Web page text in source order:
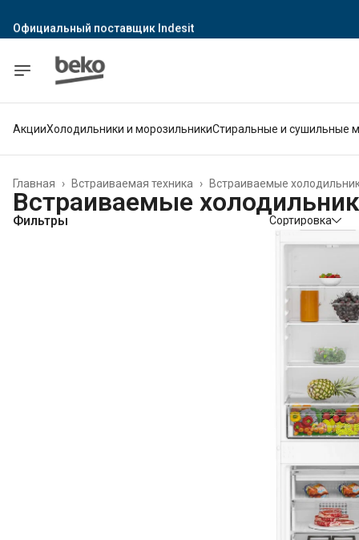
Официальный поставщик Hotpoint
АкцииХолодильники и морозильникиСтиральные и сушильные
Встраиваемые
Встраиваемая техника ›
Главная ›
Встраиваемые
Фильтры Сортировка